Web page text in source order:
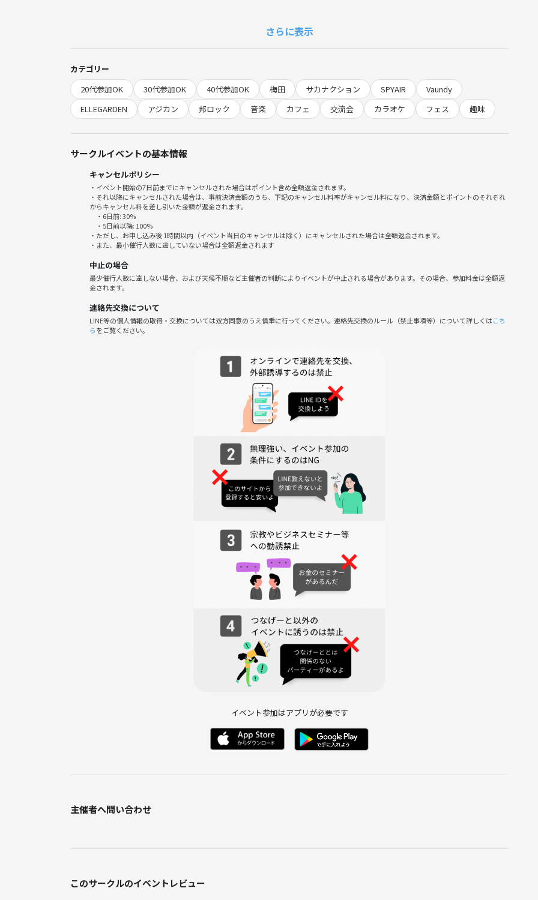
※サークル初参加の方は上記の参加費に加えて、初回のみシステム手数料（500円）が別途必要です※
📅 当日の流れ
19:00 〜 19:15 ｜ 自己紹介
19:15 〜 19:45 ｜ トークテーマ①
19:45 〜 20:15 ｜ トークテーマ②
20:15 〜 21:00 ｜ フリートーク・解散
ビジネス、宗教等の各種勧誘、ナンパ目的の参加は固くお断りします。
他人の趣味や価値観を否定せず、フラットに楽しめる方のみご参加ください。
さらに表示
カテゴリー
20代参加OK
30代参加OK 40代参加OK 梅田 サカナクション SPYAIR
Vaundy
ELLEGARDEN
アジカン 邦ロック 音楽 カフェ 交流会 カラオケ フェス 趣味
サークルイベントの基本情報
キャンセルポリシー
・イベント開始の7日前までにキャンセルされた場合はポイント含め全額返金されます。
・それ以降にキャンセルされた場合は、事前決済金額のうち、下記のキャンセル料率がキャンセル料になり、決済金額とポイントのそれぞれ
からキャンセル料を差し引いた金額が返金されます。
・6日前: 30%
・5日前以降: 100%
・ただし、お申し込み後 1時間以内（イベント当日のキャンセルは除く）にキャンセルされた場合は全額返金されます。
・また、最小催行人数に達していない場合は全額返金されます
中止の場合
最少催行人数に達しない場合、および天候不順など主催者の判断によりイベントが中止される場合があります。その場合、参加料金は全額返
金されます。
連絡先交換について
LINE等の個人情報の取得・交換については双方同意のうえ慎重に行ってください。連絡先交換のルール（禁止事項等）について詳しくはこち
らをご覧ください。
イベント参加はアプリが必要です
主催者へ問い合わせ
このサークルのイベントレビュー